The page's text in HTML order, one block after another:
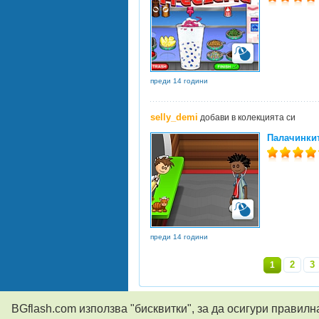
BGflash.com използва "бисквитки", за да осигури
преди 14 години
selly_demi добави в колекцията си
преди 14 години
1 2 3
© 2004-2026BGflash Контакти RSS